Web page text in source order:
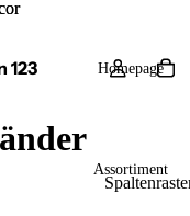
123 Homepage
Assortiment